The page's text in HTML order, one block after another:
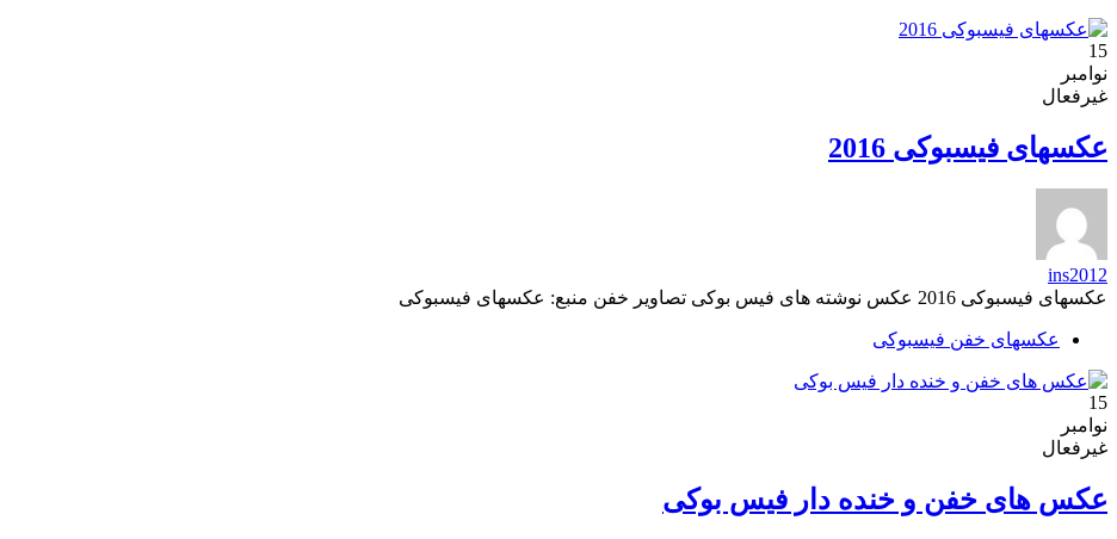
15
نوامبر
غیرفعال
عکسهای فیسبوکی 2016
ins2012
عکسهای فیسبوکی 2016 عکس نوشته های فیس بوکی تصاویر خفن منبع: عکسهای فیسبوکی
عکسهای خفن فیسبوکی
15
نوامبر
غیرفعال
عکس های خفن و خنده دار فیس بوکی